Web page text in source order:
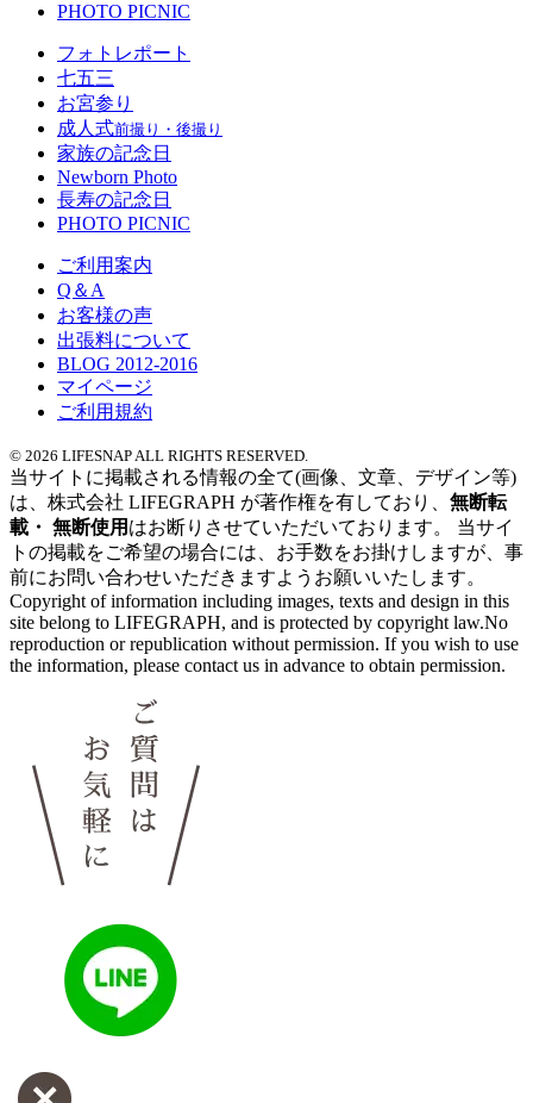
PHOTO PICNIC
フォトレポート
七五三
お宮参り
成人式前撮り・後撮り
家族の記念日
Newborn Photo
長寿の記念日
PHOTO PICNIC
ご利用案内
Q＆A
お客様の声
出張料について
BLOG 2012-2016
マイページ
ご利用規約
© 2026 LIFESNAP ALL RIGHTS RESERVED.
当サイトに掲載される情報の全て(画像、文章、デザイン等)
は、 株式会社 LIFEGRAPH が著作権を有しており、 無断転
載・ 無断使用 はお断りさせていただいております。
当サイ
トの掲載をご希望の場合には、 お手数をお掛けしますが、 事
前にお問い合わせいただきますよう お願いいたします。
Copyright of information including images, texts and design in this
site belong to LIFEGRAPH, and is protected by copyright law.No
reproduction or republication without permission. If you wish to use
the information, please contact us in advance to obtain permission.